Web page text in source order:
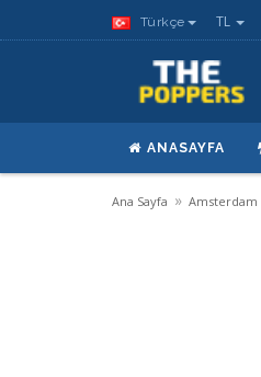
Türkçe TL
ANASAYFA
Ana Sayfa » Amsterdam